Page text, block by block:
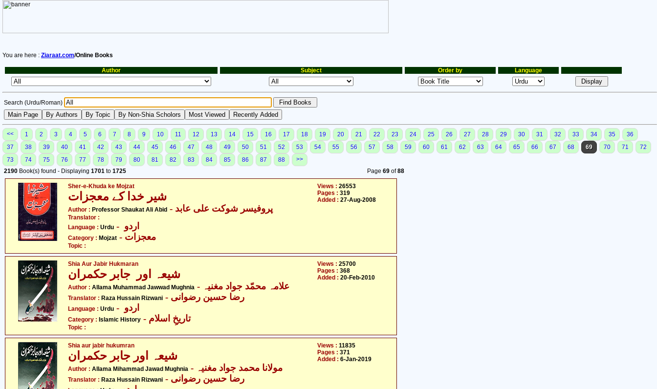
You are here : Ziaraat.com/Online Books
Author Subject Order by Language
Search (Urdu/Roman)
<< 1 2 3 4 5 6 7 8 9 10 11 12 13 14 15 16 17 18 19 20 21 22 23 24 25 26 27 28 29 30 31 32 33 34 35
36
37
38 39 40 41 42 43 44 45 46 47 48 49 50 51 52 53 54 55 56 57 58 59 60 61 62 63 64 65 66 67 68 69 70 71
72
73
74 75 76 77 78 79 80 81 82 83 84 85 86 87 88
>>
2190 Book(s) found - Displaying 1701 to 1725 Page 69of88
Sher-e-Khuda ke Mojzat
Author : Professor Shaukat Ali Abid - پروفیسر شوکت علی عابد
Translator :
Language : Urdu
Category : Mojzat - معجزات
Topic :
Views : 26553
Pages : 319
Added : 27-Aug-2008
Shia Aur Jabir Hukmaran
Author : Allama Muhammad Jawwad Mughnia - علامہ محمّد جواد مغنیہ
Translator : Raza Hussain Rizwani - رضا حسین رضوانی
Language : Urdu
Category : Islamic History - تاریخِ اسلام
Topic :
Views : 25700
Pages : 368
Added : 20-Feb-2010
Shia aur jabir hukumran
شیعہ اور جابر حکمران
Author : Allama Mihammad Jawad Mughnia - مولانا محمد جواد مغنیہ
Translator : Raza Hussain Rizwani - رضا حسین رضوانی
Views : 11835
Pages : 371
Added : 6-Jan-2019